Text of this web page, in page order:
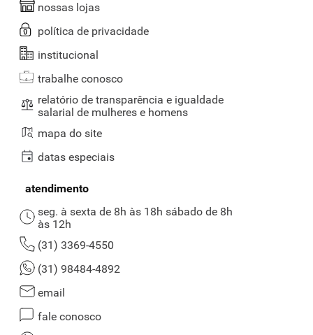
nossas lojas
política de privacidade
institucional
trabalhe conosco
relatório de transparência e igualdade
salarial de mulheres e homens
mapa do site
datas especiais
atendimento
seg. à sexta de 8h às 18h sábado de 8h
às 12h
(31) 3369-4550
(31) 98484-4892
email
fale conosco